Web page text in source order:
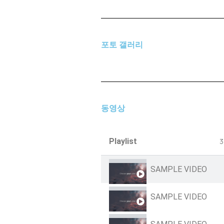
포토 갤러리
동영상
Playlist
SAMPLE VIDEO
SAMPLE VIDEO